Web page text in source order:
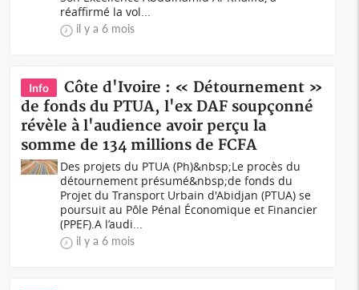
réaffirmé la vol...
il y a 6 mois
Info
Côte d'Ivoire : « Détournement »
de fonds du PTUA, l'ex DAF soupçonné
révèle à l'audience avoir perçu la
somme de 134 millions de FCFA
Des projets du PTUA (Ph)&nbsp;Le procès du
détournement présumé&nbsp;de fonds du
Projet du Transport Urbain d'Abidjan (PTUA) se
poursuit au Pôle Pénal Économique et Financier
(PPEF).A l’audi...
il y a 6 mois